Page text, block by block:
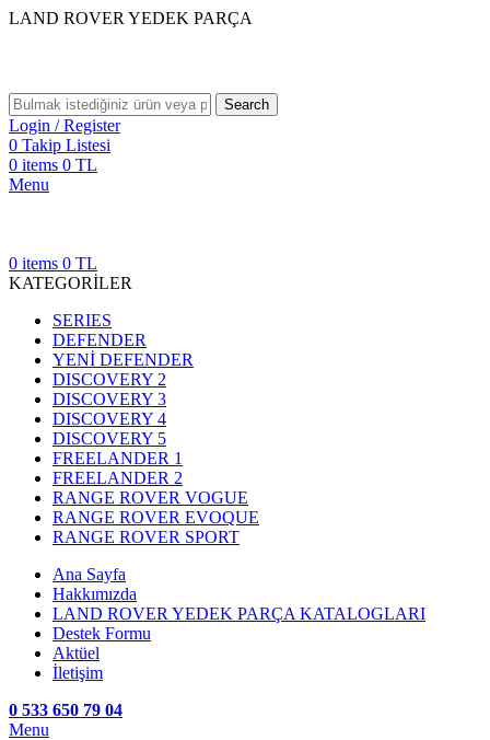
LAND ROVER YEDEK PARÇA
Search
Login / Register
0 Takip Listesi
0 items 0 TL
Menu
0 items 0 TL
KATEGORİLER
SERIES
DEFENDER
YENİ DEFENDER
DISCOVERY 2
DISCOVERY 3
DISCOVERY 4
DISCOVERY 5
FREELANDER 1
FREELANDER 2
RANGE ROVER VOGUE
RANGE ROVER EVOQUE
RANGE ROVER SPORT
Ana Sayfa
Hakkımızda
LAND ROVER YEDEK PARÇA KATALOGLARI
Destek Formu
Aktüel
İletişim
0 533 650 79 04
Menu